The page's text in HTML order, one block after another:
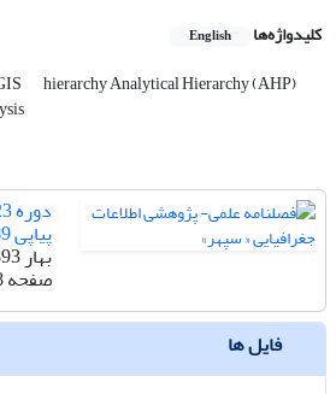
کلیدواژه‌ها English
hierarchy Analytical Hierarchy (AHP)
پیاپی 89
بهار 1393
صفحه
فایل ها